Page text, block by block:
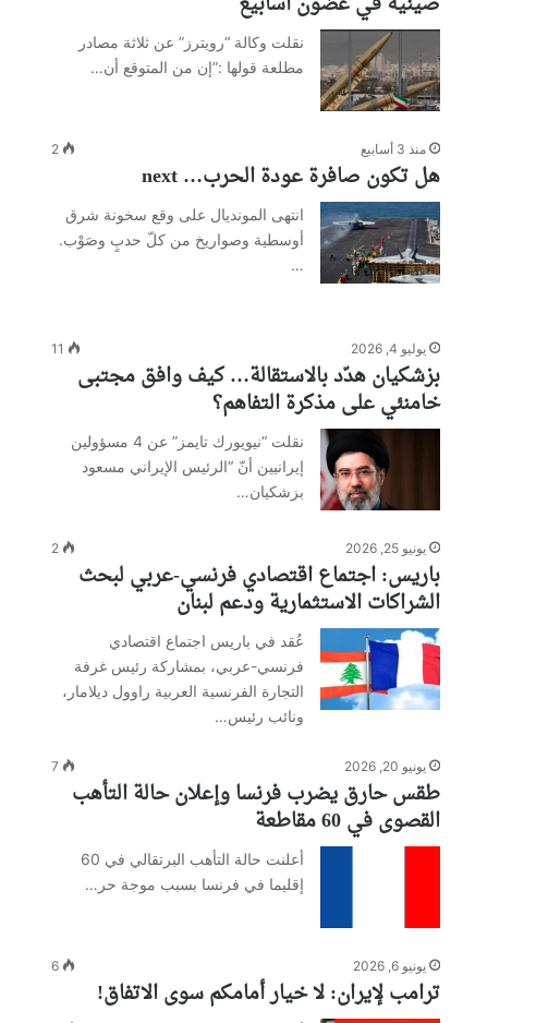
نقلت وكالة “رويترز” عن ثلاثة مصادر
مطلعة قولها :”إن من المتوقع أن…
منذ 3 أسابيع 2
هل تكون صافرة عودة الحرب… next
انتهى المونديال على وقع سخونة شرق
أوسطية وصواريخ من كلّ حدبٍ وصَوْب.
…
يوليو 4, 2026 11
بزشكيان هدّد بالاستقالة… كيف وافق مجتبى
خامنئي على مذكرة التفاهم؟
نقلت “نيويورك تايمز” عن 4 مسؤولين
إيرانيين أنّ “الرئيس الإيراني مسعود
بزشكيان…
يونيو 25, 2026 2
باريس: اجتماع اقتصادي فرنسي-عربي لبحث
الشراكات الاستثمارية ودعم لبنان
عُقد في باريس اجتماع اقتصادي
فرنسي-عربي، بمشاركة رئيس غرفة
التجارة الفرنسية العربية راوول ديلامار،
ونائب رئيس…
يونيو 20, 2026 7
طقس حارق يضرب فرنسا وإعلان حالة التأهب
القصوى في 60 مقاطعة
أعلنت حالة التأهب البرتقالي في 60
إقليما في فرنسا بسبب موجة حر…
يونيو 6, 2026 6
ترامب لإيران: لا خيار أمامكم سوى الاتفاق!